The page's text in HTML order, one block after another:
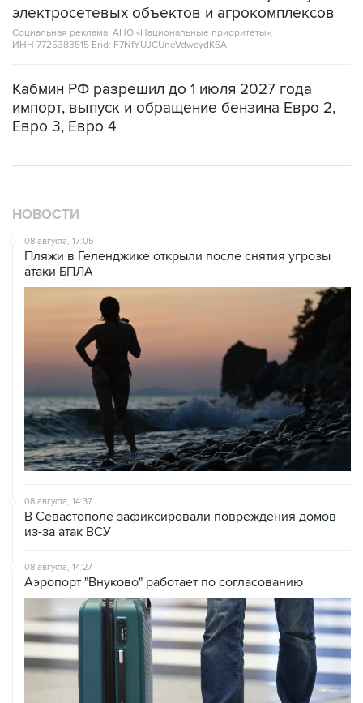
электросетевых объектов и агрокомплексов
Социальная реклама, АНО «Национальные приоритеты».
ИНН 7725383515 Erid: F7NfYUJCUneVdwcydK6A
Кабмин РФ разрешил до 1 июля 2027 года
импорт, выпуск и обращение бензина Евро 2,
Евро 3, Евро 4
НОВОСТИ
08 августа, 17:05
Пляжи в Геленджике открыли после снятия угрозы
атаки БПЛА
08 августа, 14:37
В Севастополе зафиксировали повреждения домов
из-за атак ВСУ
08 августа, 14:27
Аэропорт "Внуково" работает по согласованию